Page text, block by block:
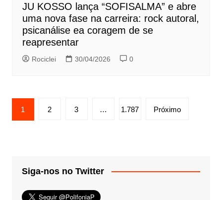
JU KOSSO lança “SOFISALMA” e abre
uma nova fase na carreira: rock autoral,
psicanálise ea coragem de se
reapresentar
Rociclei 30/04/2026 0
Paginação
de
1 2 3 … 1.787 Próximo
Siga-nos no Twitter